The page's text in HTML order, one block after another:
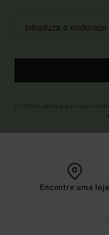
Encontre uma loja